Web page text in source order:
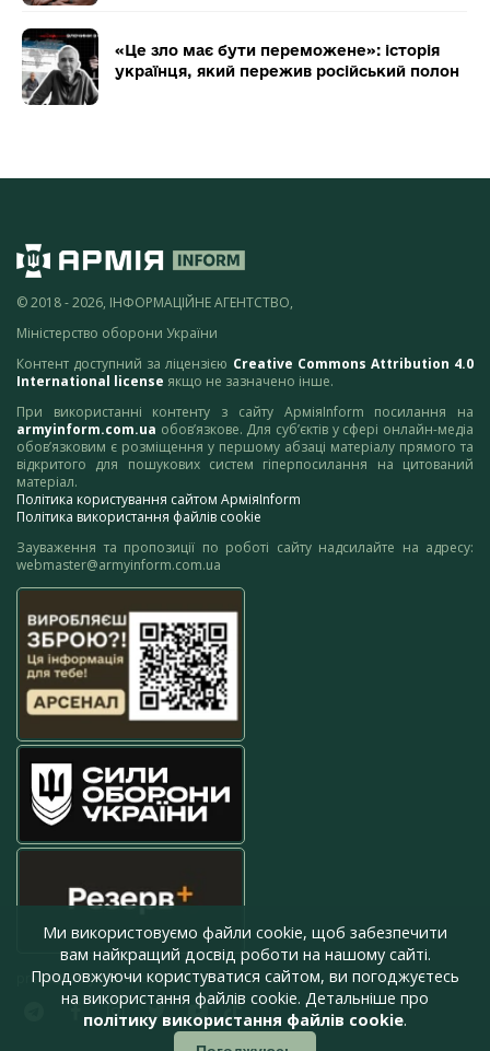
«Це зло має бути переможене»: історія
українця, який пережив російський полон
© 2018 - 2026, ІНФОРМАЦІЙНЕ АГЕНТСТВО,
Міністерство оборони України
Контент доступний за ліцензією Creative Commons Attribution 4.0
International license якщо не зазначено інше.
При використанні контенту з сайту АрміяInform посилання на
armyinform.com.ua обов’язкове. Для суб’єктів у сфері онлайн-медіа
обов’язковим є розміщення у першому абзаці матеріалу прямого та
відкритого для пошукових систем гіперпосилання на цитований
матеріал.
Політика користування сайтом АрміяInform
Політика використання файлів cookie
Зауваження та пропозиції по роботі сайту надсилайте на адресу:
webmaster@armyinform.com.ua
press@armyinform.com.ua
Ми використовуємо файли cookie, щоб забезпечити
вам найкращий досвід роботи на нашому сайті.
Продовжуючи користуватися сайтом, ви погоджуєтесь
на використання файлів cookie. Детальніше про
політику використання файлів cookie.